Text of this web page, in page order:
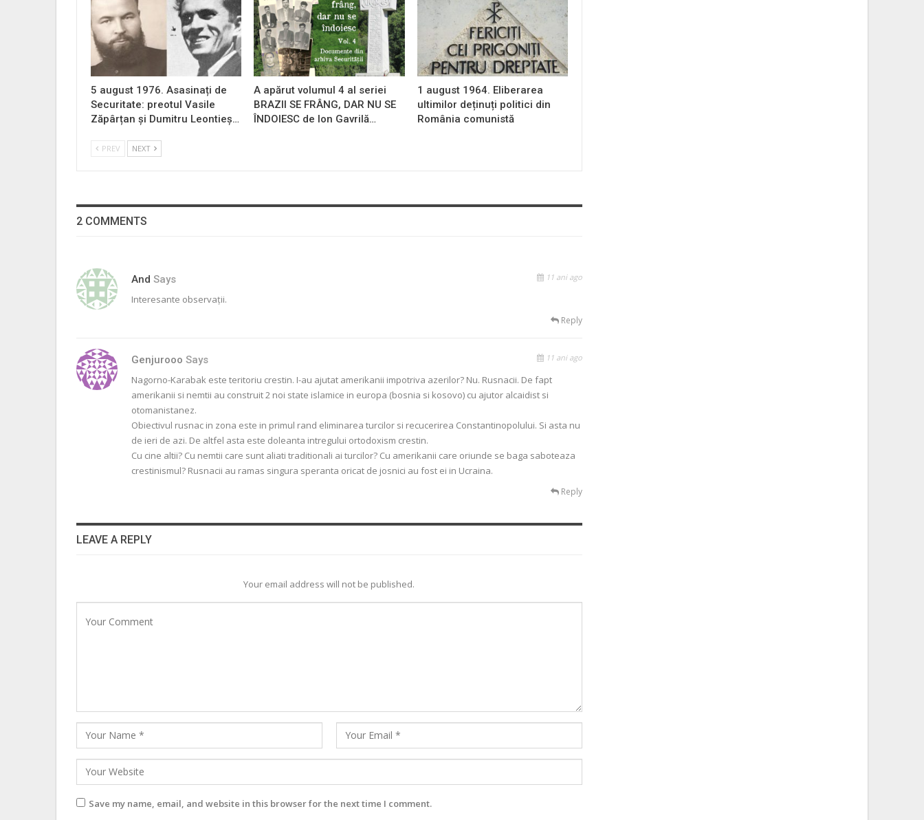
5 august 1976. Asasinați de
Securitate: preotul Vasile
Zăpârțan și Dumitru Leontieș…
A apărut volumul 4 al seriei
BRAZII SE FRÂNG, DAR NU SE
ÎNDOIESC de Ion Gavrilă…
1 august 1964. Eliberarea
ultimilor deținuți politici din
România comunistă
PREV NEXT
2 COMMENTS
And Says 11 ani ago
Interesante observații.
Reply
Genjurooo Says 11 ani ago
Nagorno-Karabak este teritoriu crestin. I-au ajutat amerikanii impotriva azerilor? Nu. Rusnacii. De fapt
amerikanii si nemtii au construit 2 noi state islamice in europa (bosnia si kosovo) cu ajutor alcaidist si
otomanistanez.
Obiectivul rusnac in zona este in primul rand eliminarea turcilor si recucerirea Constantinopolului. Si asta nu
de ieri de azi. De altfel asta este doleanta intregului ortodoxism crestin.
Cu cine altii? Cu nemtii care sunt aliati traditionali ai turcilor? Cu amerikanii care oriunde se baga saboteaza
crestinismul? Rusnacii au ramas singura speranta oricat de josnici au fost ei in Ucraina.
Reply
LEAVE A REPLY
Your email address will not be published.
Save my name, email, and website in this browser for the next time I comment.